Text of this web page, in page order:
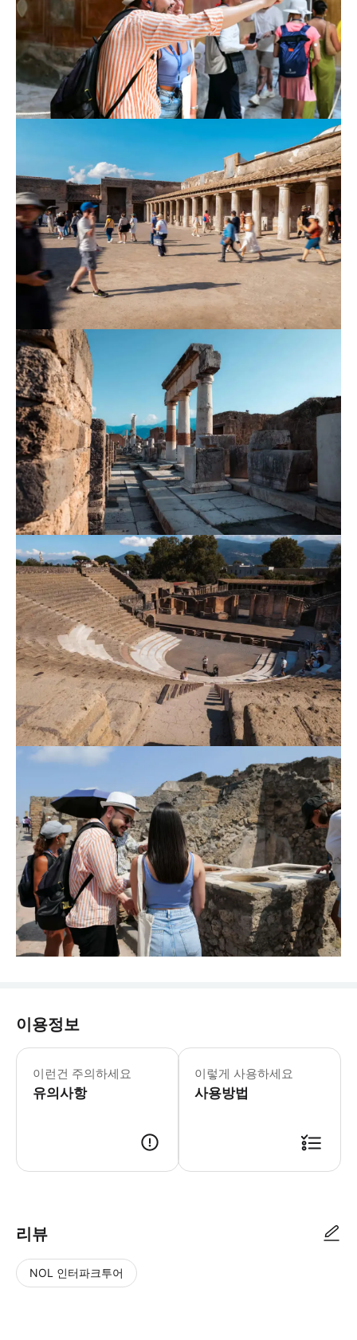
이용정보
이런건 주의하세요
유의사항
이렇게 사용하세요
사용방법
리뷰
NOL 인터파크투어